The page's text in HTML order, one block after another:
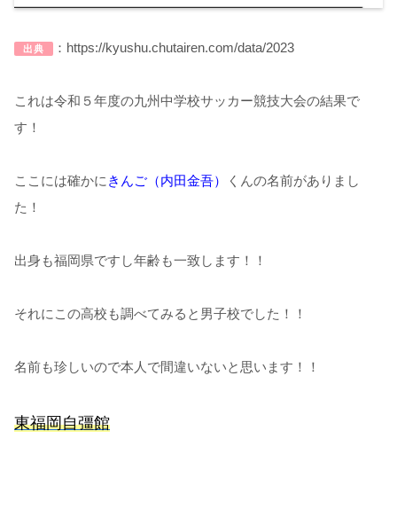
出典 ：https://kyushu.chutairen.com/data/2023
これは令和５年度の九州中学校サッカー競技大会の結果で
す！
ここには確かにきんご（内田金吾）
くんの名前がありまし
た！
出身も福岡県ですし年齢も一致します！！
それにこの高校も調べてみると男子校でした！！
名前も珍しいので本人で間違いないと思います！！
東福岡自彊館